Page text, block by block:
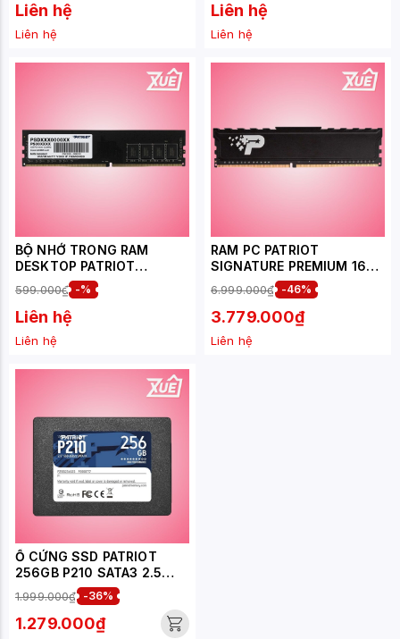
Liên hệ
Liên hệ
Liên hệ
Liên hệ
BỘ NHỚ TRONG RAM
DESKTOP PATRIOT
SIGNATURE
(PSD48G320081) 8GB
(1X8GB) DDR4 3200MHZ
599.000₫ -%
Liên hệ
Liên hệ
RAM PC PATRIOT
SIGNATURE PREMIUM 16GB
DDR4 BUS 3200
(PSP416G3200H1)
6.999.000₫ -46%
3.779.000₫
Liên hệ
Ổ CỨNG SSD PATRIOT
256GB P210 SATA3 2.5
INCH - P210S256G25
1.999.000₫ -36%
1.279.000₫